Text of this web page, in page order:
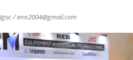
/ enn2004@gmail.com